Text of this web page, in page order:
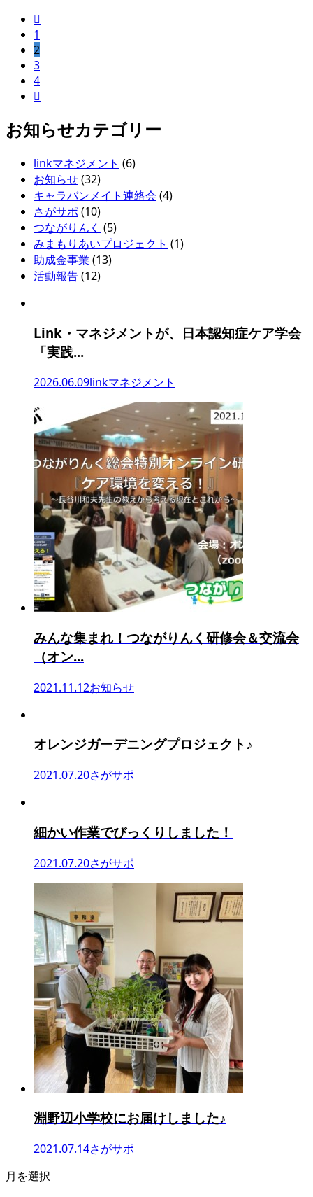

1
2
3
4

お知らせカテゴリー
linkマネジメント (6)
お知らせ(32)
キャラバンメイト連絡会 (4)
さがサポ (10)
つながりんく (5)
みまもりあいプロジェクト (1)
助成金事業 (13)
活動報告(12)
Link・マネジメントが、日本認知症ケア学会
「実践...
2026.06.09linkマネジメント
みんな集まれ！つながりんく研修会＆交流会
（オン...
2021.11.12お知らせ
オレンジガーデニングプロジェクト♪
2021.07.20さがサポ
細かい作業でびっくりしました！
2021.07.20さがサポ
淵野辺小学校にお届けしました♪
2021.07.14さがサポ
月を選択